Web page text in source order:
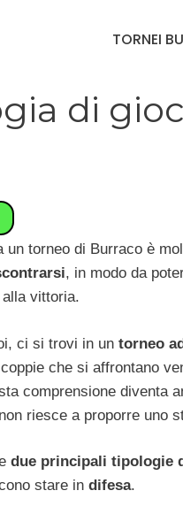
TORNEI
di
un torneo di Burraco è
, in modo da
vittoria.
ci si trovi in un torneo
che si affrontano
comprensione diventa
riesce a proporre uno
due principali tipologie
stare in difesa.